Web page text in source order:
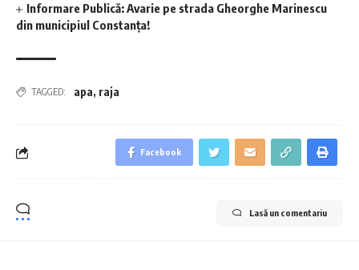
Informare Publică: Avarie pe strada Gheorghe Marinescu
din municipiul Constanța!
TAGGED: apa, raja
Facebook
Lasă un comentariu